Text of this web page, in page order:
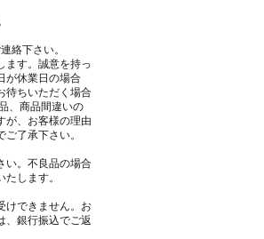
絡下さい。
ます。誠意を持っ
が休業日の場合
待ちいただく場合
、商品間違いの
が、お客様の理由
了承下さい。
い。不良品の場合
します。
けできません。お
、銀行振込でご返